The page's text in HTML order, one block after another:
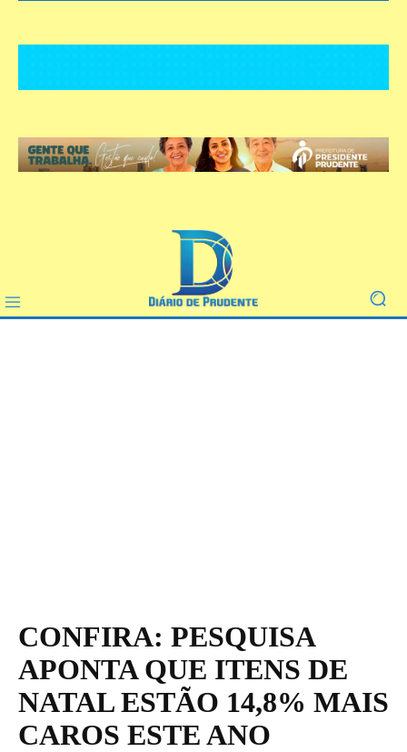
CONFIRA: PESQUISA
APONTA QUE ITENS DE
NATAL ESTÃO 14,8% MAIS
CAROS ESTE ANO